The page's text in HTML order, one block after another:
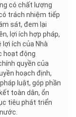
có chất lượng
trách nhiệm tiếp
sát, đem lại
lợi ích hợp pháp,
lợi ích của Nhà
hoạt động
quyền của
hoạch định,
luật, góp phần
toàn dân, ổn
tiêu phát triển